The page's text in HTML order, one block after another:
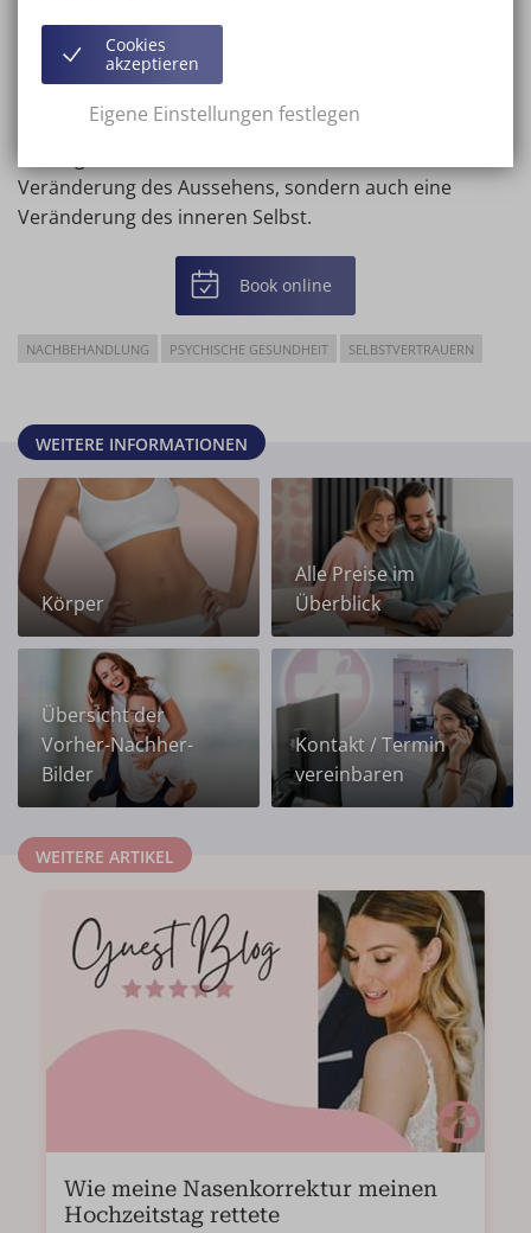
sie das Beste aus ihrem Aussehen machen. Indem wir
realistische Erwartungen setzen und die richtige
unseren Patienten, die wahre Kraft der plastischen
Veränderung des Aussehens, sondern auch eine
Veränderung des inneren Selbst.
Book online
NACHBEHANDLUNG PSYCHISCHE GESUNDHEIT SELBSTVERTRAUERN
WEITERE INFORMATIONEN
Körper
Alle Preise im
Überblick
Übersicht der
Vorher-Nachher-
Bilder
Kontakt / Termin
vereinbaren
WEITERE ARTIKEL
Wie meine Nasenkorrektur meinen
Hochzeitstag rettete
Cookies
akzeptieren
Eigene Einstellungen festlegen